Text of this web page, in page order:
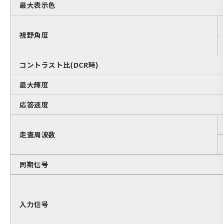
最大表示色
視野角度
コントラスト比(DCR時)
最大輝度
応答速度
走査周波数
同期信号
入力信号